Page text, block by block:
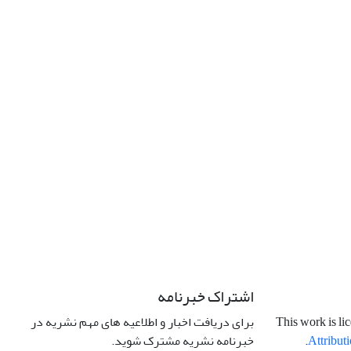
This work is
.
اشتراک خبرنامه
برای دریافت اخبار و اطلاعیه های مهم نشریه در
خبرنامه نشریه مشترک شوید.